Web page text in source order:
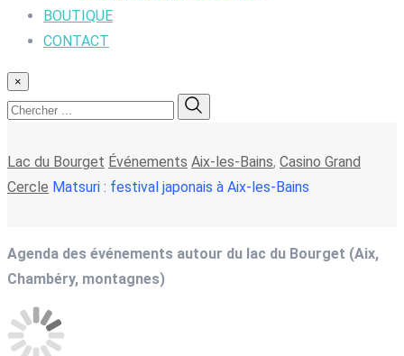
BOUTIQUE
CONTACT
×
Lac du Bourget Événements Aix-les-Bains, Casino Grand
Cercle Matsuri : festival japonais à Aix-les-Bains
Agenda des événements autour du lac du Bourget (Aix,
Chambéry, montagnes)